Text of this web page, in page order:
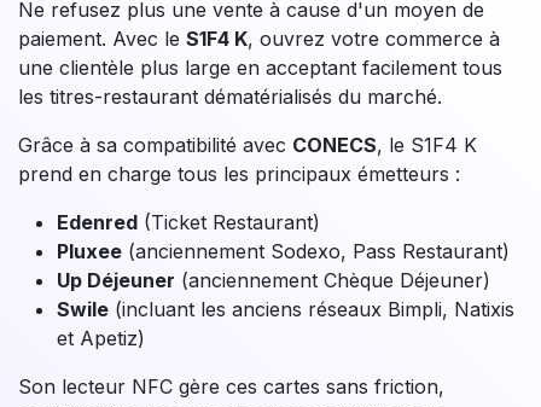
(Banque Populaire et Caisse d'Épargne).
En choisissant leS1F4 K, vous équipez votre
commerce d'une solution prête pour les nouveaux
lors des pics d'affluence.
Acceptez lestitres-
restaurant!